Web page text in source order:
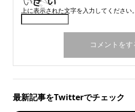
上に表示された文字を入力してください。
最新記事をTwitterでチェック